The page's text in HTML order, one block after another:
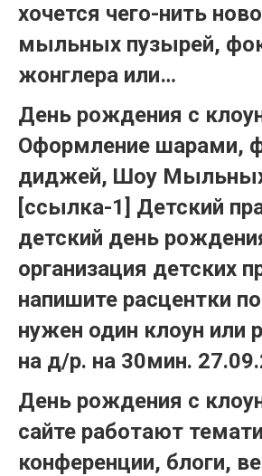
хочется чего-нить
мыльных пузырей,
жонглера или…
День рождения с
Оформление шарами,
диджей, Шоу
[ссылка-1] Детский
детский день
организация детских
напишите расцентки
нужен один клоун или
на д/р. на 30мин.
День рождения с
сайте работают
конференции, блоги,